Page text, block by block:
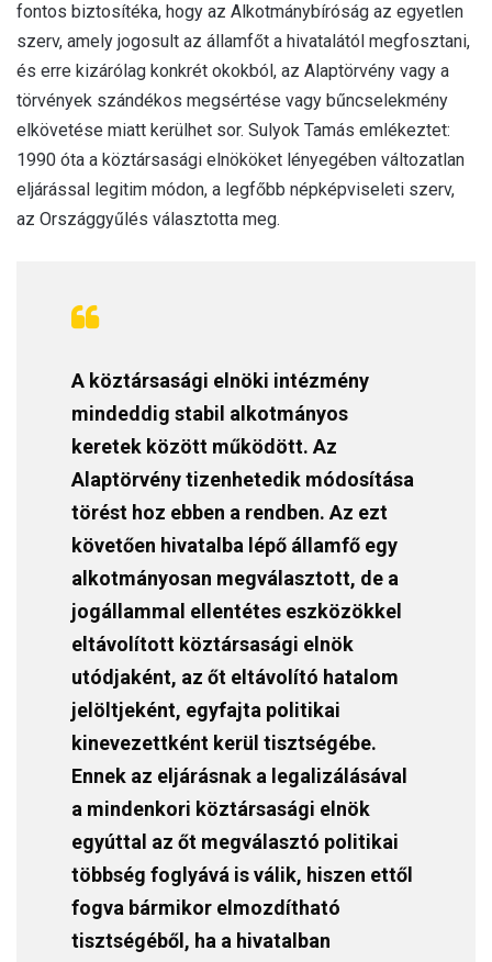
fontos biztosítéka, hogy az Alkotmánybíróság az egyetlen
szerv, amely jogosult az államfőt a hivatalától megfosztani,
és erre kizárólag konkrét okokból, az Alaptörvény vagy a
törvények szándékos megsértése vagy bűncselekmény
elkövetése miatt kerülhet sor. Sulyok Tamás emlékeztet:
1990 óta a köztársasági elnököket lényegében változatlan
eljárással legitim módon, a legfőbb népképviseleti szerv,
az Országgyűlés választotta meg.
A köztársasági elnöki intézmény
mindeddig stabil alkotmányos
keretek között működött. Az
Alaptörvény tizenhetedik módosítása
törést hoz ebben a rendben. Az ezt
követően hivatalba lépő államfő egy
alkotmányosan megválasztott, de a
jogállammal ellentétes eszközökkel
eltávolított köztársasági elnök
utódjaként, az őt eltávolító hatalom
jelöltjeként, egyfajta politikai
kinevezettként kerül tisztségébe.
Ennek az eljárásnak a legalizálásával
a mindenkori köztársasági elnök
egyúttal az őt megválasztó politikai
többség foglyává is válik, hiszen ettől
fogva bármikor elmozdítható
tisztségéből, ha a hivatalban